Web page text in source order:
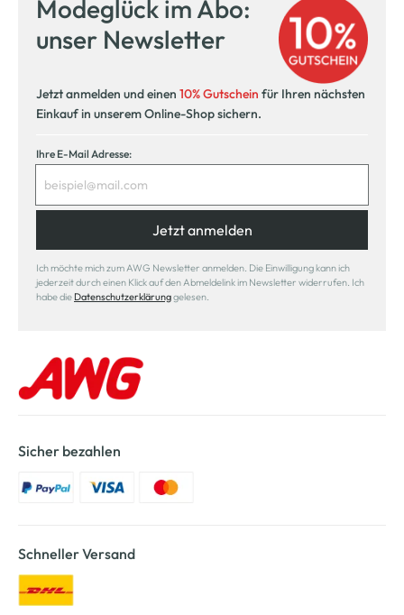
Modeglück im Abo:
unser Newsletter
Jetzt anmelden und einen 10% Gutschein für Ihren nächsten
Einkauf in unserem Online-Shop sichern.
Ihre E-Mail Adresse:
Jetzt anmelden
Ich möchte mich zum AWG Newsletter anmelden. Die Einwilligung kann ich
jederzeit durch einen Klick auf den Abmeldelink im Newsletter widerrufen. Ich
habe die Datenschutzerklärunggelesen.
Sicher bezahlen
Schneller Versand